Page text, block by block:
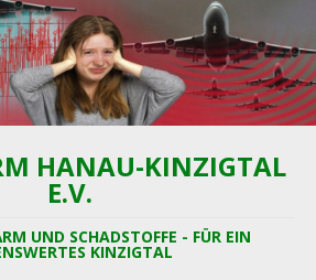
HANAU-KINZIGTAL
E.V.
UND SCHADSTOFFE - FÜR EIN
KINZIGTAL